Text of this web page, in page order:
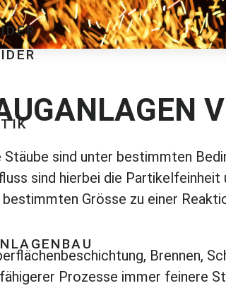
sind unter bestimmten
sind hierbei die Partikelfeinheit
Grösse zu einer
Brennen,
Prozesse immer feinere